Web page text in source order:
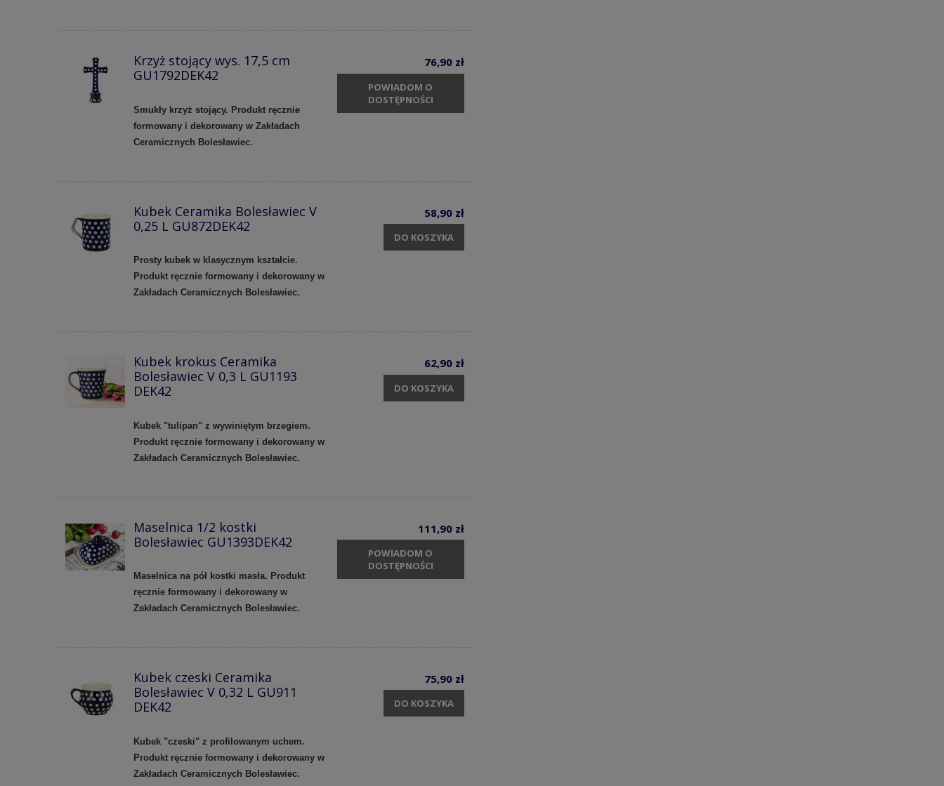
Krzyż stojący wys. 17,5 cm
GU1792DEK42
Smukły krzyż stojący. Produkt ręcznie
formowany i dekorowany w Zakładach
Ceramicznych Bolesławiec.
76,90 zł
POWIADOM O
DOSTĘPNOŚCI
Kubek Ceramika Bolesławiec V
0,25 L GU872DEK42
Prosty kubek w klasycznym kształcie.
Produkt ręcznie formowany i dekorowany w
Zakładach Ceramicznych Bolesławiec.
58,90 zł
DO KOSZYKA
Kubek krokus Ceramika
Bolesławiec V 0,3 L GU1193
DEK42
Kubek "tulipan" z wywiniętym brzegiem.
Produkt ręcznie formowany i dekorowany w
Zakładach Ceramicznych Bolesławiec.
62,90 zł
DO KOSZYKA
Maselnica 1/2 kostki
Bolesławiec GU1393DEK42
Maselnica na pół kostki masła. Produkt
ręcznie formowany i dekorowany w
Zakładach Ceramicznych Bolesławiec.
111,90 zł
POWIADOM O
DOSTĘPNOŚCI
Kubek czeski Ceramika
Bolesławiec V 0,32 L GU911
DEK42
Kubek "czeski" z profilowanym uchem.
Produkt ręcznie formowany i dekorowany w
Zakładach Ceramicznych Bolesławiec.
75,90 zł
DO KOSZYKA